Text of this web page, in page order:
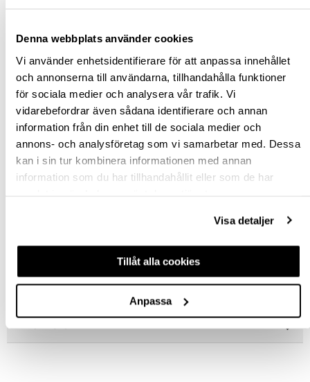
Denna webbplats använder cookies
Vi använder enhetsidentifierare för att anpassa innehållet
och annonserna till användarna, tillhandahålla funktioner
för sociala medier och analysera vår trafik. Vi
vidarebefordrar även sådana identifierare och annan
information från din enhet till de sociala medier och
annons- och analysföretag som vi samarbetar med. Dessa
kan i sin tur kombinera informationen med annan
information som du har tillhandahållit eller som de har
Visa detaljer
Tillåt alla cookies
Anpassa
Jönköping huvudlager Finns i lager online
Jönköping butik Slut i lager
Malmö butik Slut i lager
Stockholm butik Slut i lager
Snabba leveranser
Hämta i butik
Ledande leverantör i Sverige
FRÅGA OM PRODUKT